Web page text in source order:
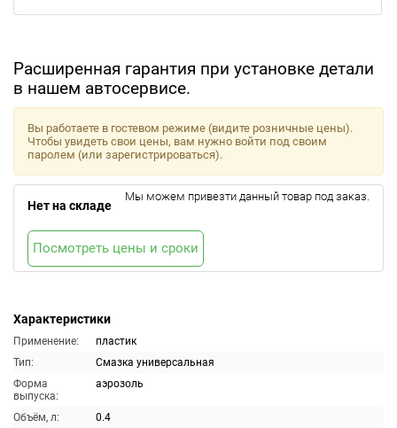
Расширенная гарантия при установке детали
в нашем автосервисе.
Характеристики
Применение:
пластик
Тип:
Смазка универсальная
Форма
выпуска:
аэрозоль
Объём, л:
0.4
Вы работаете в гостевом режиме (видите розничные цены).
Чтобы увидеть свои цены, вам нужно войти под своим
паролем (или зарегистрироваться).
Нет на складе
Мы можем привезти данный товар под заказ.
Посмотреть цены и сроки